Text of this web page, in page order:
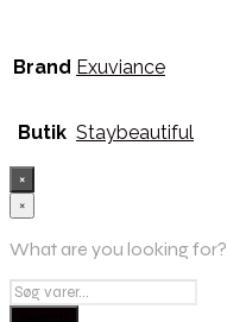
Brand Exuviance
Butik Staybeautiful
×
×
What are you looking for?